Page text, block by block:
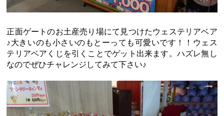
正面ゲートのお土産売り場にて見つけたウェステリアベア
♪大きいのも小さいのもとーっても可愛いです！！ウェス
テリアベアくじを引くことでゲット出来ます。ハズレ無し
なのでぜひチャレンジしてみて下さい♪